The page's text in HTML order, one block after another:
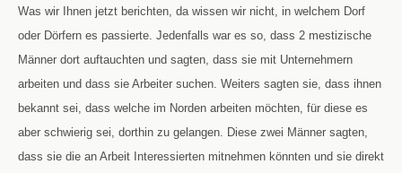
Was wir Ihnen jetzt berichten, da wissen wir nicht, in welchem Dorf
oder Dörfern es passierte. Jedenfalls war es so, dass 2 mestizische
Männer dort auftauchten und sagten, dass sie mit Unternehmern
arbeiten und dass sie Arbeiter suchen. Weiters sagten sie, dass ihnen
bekannt sei, dass welche im Norden arbeiten möchten, für diese es
aber schwierig sei, dorthin zu gelangen. Diese zwei Männer sagten,
dass sie die an Arbeit Interessierten mitnehmen könnten und sie direkt